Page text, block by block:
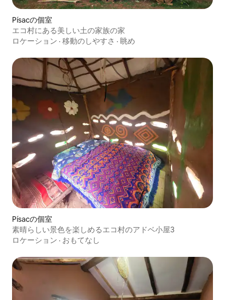
Písacの個室
エコ村にある美しい土の家族の家
ロケーション · 移動のしやすさ · 眺め
Písacの個室
素晴らしい景色を楽しめるエコ村のアドベ小屋3
ロケーション · おもてなし